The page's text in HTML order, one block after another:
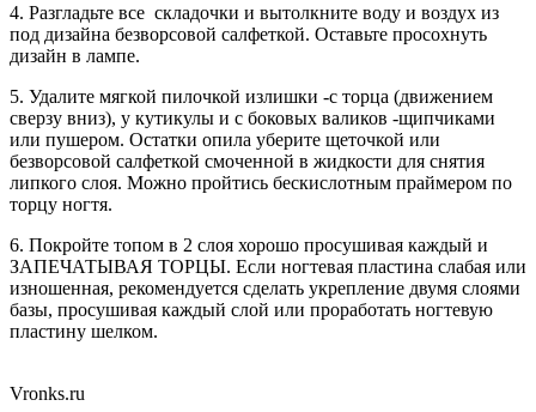
4. Разгладьте все складочки и вытолкните воду и воздух из
под дизайна безворсовой салфеткой. Оставьте просохнуть
дизайн в лампе.
5. Удалите мягкой пилочкой излишки -с торца (движением
сверзу вниз), у кутикулы и с боковых валиков -щипчиками
или пушером. Остатки опила уберите щеточкой или
безворсовой салфеткой смоченной в жидкости для снятия
липкого слоя. Можно пройтись бескислотным праймером по
торцу ногтя.
6. Покройте топом в 2 слоя хорошо просушивая каждый и
ЗАПЕЧАТЫВАЯ ТОРЦЫ. Если ногтевая пластина слабая или
изношенная, рекомендуется сделать укрепление двумя слоями
базы, просушивая каждый слой или проработать ногтевую
пластину шелком.
Vronks.ru